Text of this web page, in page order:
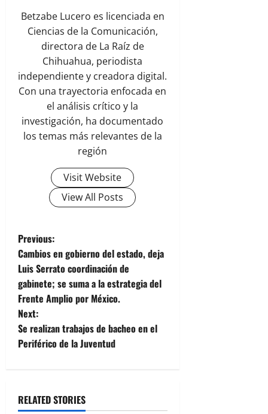
Betzabe Lucero es licenciada en
Ciencias de la Comunicación,
directora de La Raíz de
Chihuahua, periodista
independiente y creadora digital.
Con una trayectoria enfocada en
el análisis crítico y la
investigación, ha documentado
los temas más relevantes de la
región
Visit Website
View All Posts
P
o
s
t
n
v
Previous:
Cambios en gobierno del estado, deja
Luis Serrato coordinación de
gabinete; se suma a la estrategia del
Frente Amplio por México.
Next:
Se realizan trabajos de bacheo en el
Periférico de la Juventud
RELATED STORIES